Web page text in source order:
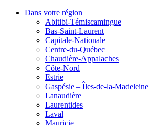
Dans votre région
Abitibi-Témiscamingue
Bas-Saint-Laurent
Capitale-Nationale
Centre-du-Québec
Chaudière-Appalaches
Côte-Nord
Estrie
Gaspésie – Îles-de-la-Madeleine
Lanaudière
Laurentides
Laval
Mauricie